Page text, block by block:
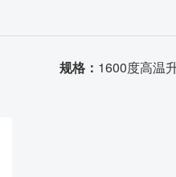
规格： 1600度高温